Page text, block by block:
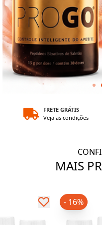
FRETE GRÁTIS
Veja as condições
MAIS
- 16%